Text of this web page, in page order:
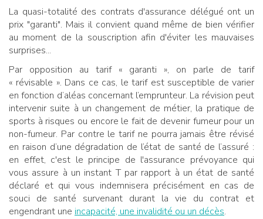
La quasi-totalité des contrats d'assurance délégué ont un
prix "garanti". Mais il convient quand même de bien vérifier
au moment de la souscription afin d'éviter les mauvaises
surprises...
Par opposition au tarif « garanti », on parle de tarif
« révisable ». Dans ce cas, le tarif est susceptible de varier
en fonction d’aléas concernant l’emprunteur. La révision peut
intervenir suite à un changement de métier, la pratique de
sports à risques ou encore le fait de devenir fumeur pour un
non-fumeur. Par contre le tarif ne pourra jamais être révisé
en raison d’une dégradation de l’état de santé de l’assuré :
en effet, c'est le principe de l'assurance prévoyance qui
vous assure à un instant T par rapport à un état de santé
déclaré et qui vous indemnisera précisément en cas de
souci de santé survenant durant la vie du contrat et
engendrant une incapacité, une invalidité ou un décès.